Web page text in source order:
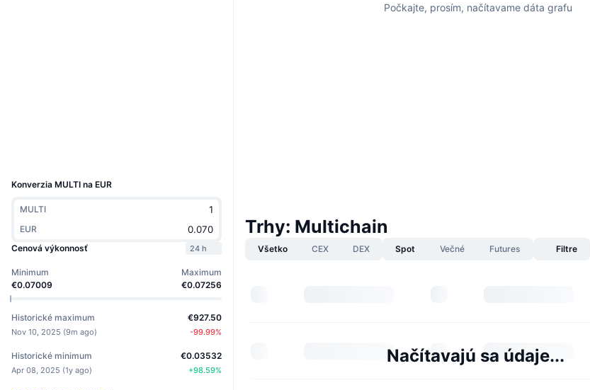
Konverzia MULTI na EUR
MULTI
EUR
Cenová výkonnosť
24 h
Minimum
€0.07009
Maximum
€0.07256
Historické maximum
Nov 10, 2025 (9m ago)
€927.50
-99.99%
Historické minimum
Apr 08, 2025 (1y ago)
€0.03532
+98.59%
Počkajte, prosím, načítavame dáta grafu
Trhy: Multichain
Všetko CEX DEX Spot Večné Futures Filtre
Načítavajú sa údaje...